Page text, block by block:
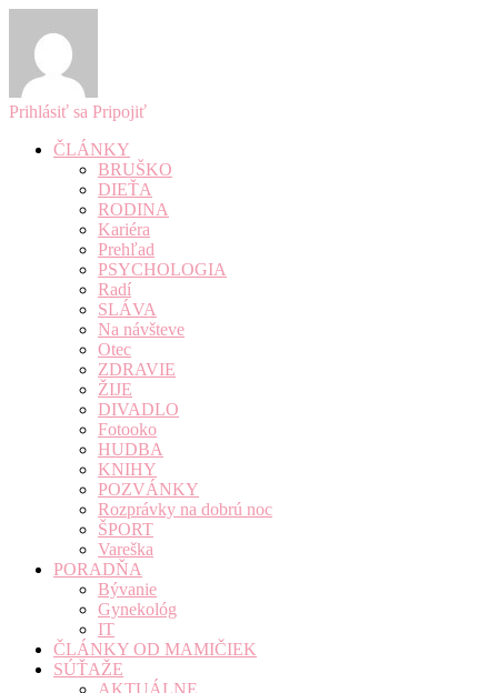
Prihlásiť sa Pripojiť
ČLÁNKY
BRUŠKO
DIEŤA
RODINA
Kariéra
Prehľad
PSYCHOLOGIA
Radí
SLÁVA
Na návšteve
Otec
ZDRAVIE
ŽIJE
DIVADLO
Fotooko
HUDBA
KNIHY
POZVÁNKY
Rozprávky na dobrú noc
ŠPORT
Vareška
PORADŇA
Bývanie
Gynekológ
IT
ČLÁNKY OD MAMIČIEK
SÚŤAŽE
AKTUÁLNE